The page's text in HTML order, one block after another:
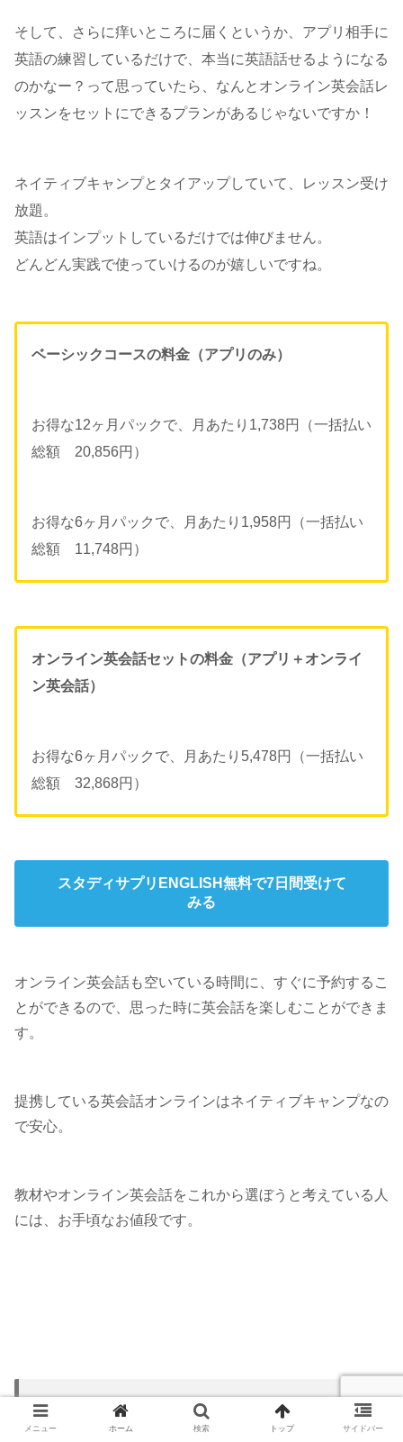
そして、さらに痒いところに届くというか、アプリ相手に
英語の練習しているだけで、本当に英語話せるようになる
のかなー？って思っていたら、なんとオンライン英会話レ
ッスンをセットにできるプランがあるじゃないですか！
ネイティブキャンプとタイアップしていて、レッスン受け
放題。
英語はインプットしているだけでは伸びません。
どんどん実践で使っていけるのが嬉しいですね。
ベーシックコースの料金（アプリのみ）
お得な12ヶ月パックで、月あたり1,738円（一括払い
総額 20,856円）
お得な6ヶ月パックで、月あたり1,958円（一括払い
総額 11,748円）
オンライン英会話セットの料金（アプリ＋オンライ
ン英会話）
お得な6ヶ月パックで、月あたり5,478円（一括払い
総額 32,868円）
スタディサプリENGLISH無料で7日間受けて
みる
オンライン英会話も空いている時間に、すぐに予約するこ
とができるので、思った時に英会話を楽しむことができま
す。
提携している英会話オンラインはネイティブキャンプなの
で安心。
教材やオンライン英会話をこれから選ぼうと考えている人
には、お手頃なお値段です。
有料アプリ（7日間無料） NHKの英
語講座【ポケット語学】
メニュー ホーム 検索 トップ サイドバー